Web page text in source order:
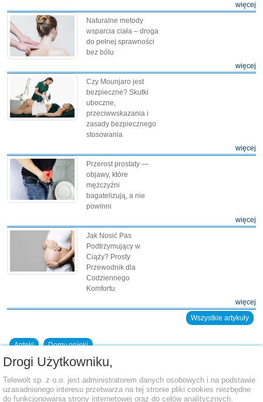
więcej
Naturalne metody
wsparcia ciała – droga
do pełnej sprawności
bez bólu
więcej
Czy Mounjaro jest
bezpieczne? Skutki
uboczne,
przeciwwskazania i
zasady bezpiecznego
stosowania
więcej
Przerost prostaty —
objawy, które
mężczyźni
bagatelizują, a nie
powinni
więcej
Jak Nosić Pas
Podtrzymujący w
Ciąży? Prosty
Przewodnik dla
Codziennego
Komfortu
więcej
Wszystkie artykuły
Apteki Domy opieki
Dodaj placówkę do bazy
Drogi Użytkowniku,
Telewolt sp. z o.o. jest administratorem danych osobowych i na podstawie
uzasadnionego interesu przetwarza na tej stronie pliki cookies niezbędne
do funkcjonowania strony internetowej oraz do celów analitycznych.